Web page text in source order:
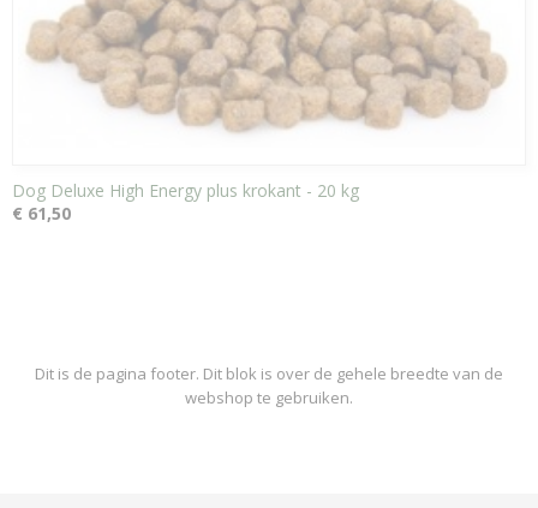
Dog Deluxe High Energy plus krokant - 20 kg
€ 61,50
Dit is de pagina footer. Dit blok is over de gehele breedte van de
webshop te gebruiken.